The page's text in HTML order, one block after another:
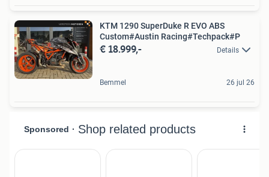
KTM 1290 SuperDuke R EVO ABS
Custom#Austin Racing#Techpack#P
€ 18.999,- Details
Bemmel 26 jul 26